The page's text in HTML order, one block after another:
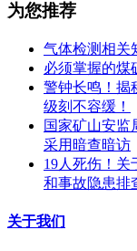
为您推荐
气体检测相关
必须掌握的煤
警钟长鸣！揭
级刻不容缓！
国家矿山安监
采用暗查暗访
19人死伤！关
和事故隐患排
关于我们